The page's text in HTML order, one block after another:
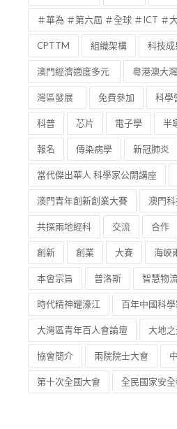
＃華為 ＃第六屆 ＃全球 ＃ICT ＃
CPTTM 組織架構 科技
澳門經濟適度多元 粵港澳大
灣區發展 免費參加 科學
科普 芯片 電子學 半
報名 傳染病學 新冠肺炎
當代傑出華人 科學家公開講座
澳門青年創新創業大賽 澳門科
共探兩地經科 交流 合作
創新 創業 大賽 海峽
本會宗旨 普洛斯 智慧物
時代精神耀濠江 百年中國科
大灣區青年百人會論壇 大地
協會簡介 兩院院士大會
第十次全國大會 全民國家安